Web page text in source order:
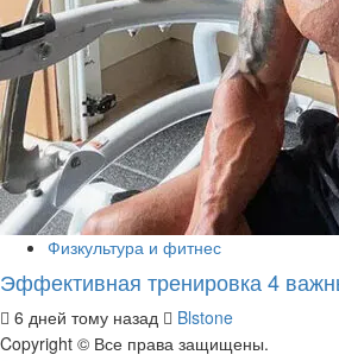
Физкультура и фитнес
Эффективная тренировка 4
6 дней тому назад
Blstone
Copyright © Все права защищены.